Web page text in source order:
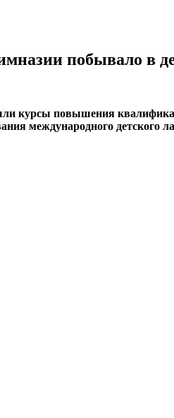
побывало в
курсы повышения
международного детского